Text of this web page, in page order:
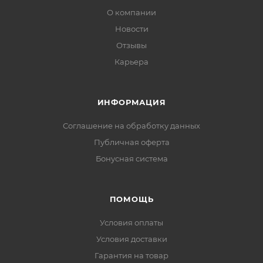
О компании
Новости
Отзывы
Карьера
ИНФОРМАЦИЯ
Соглашение на обработку данных
Публичная оферта
Бонусная система
ПОМОЩЬ
Условия оплаты
Условия доставки
Гарантия на товар